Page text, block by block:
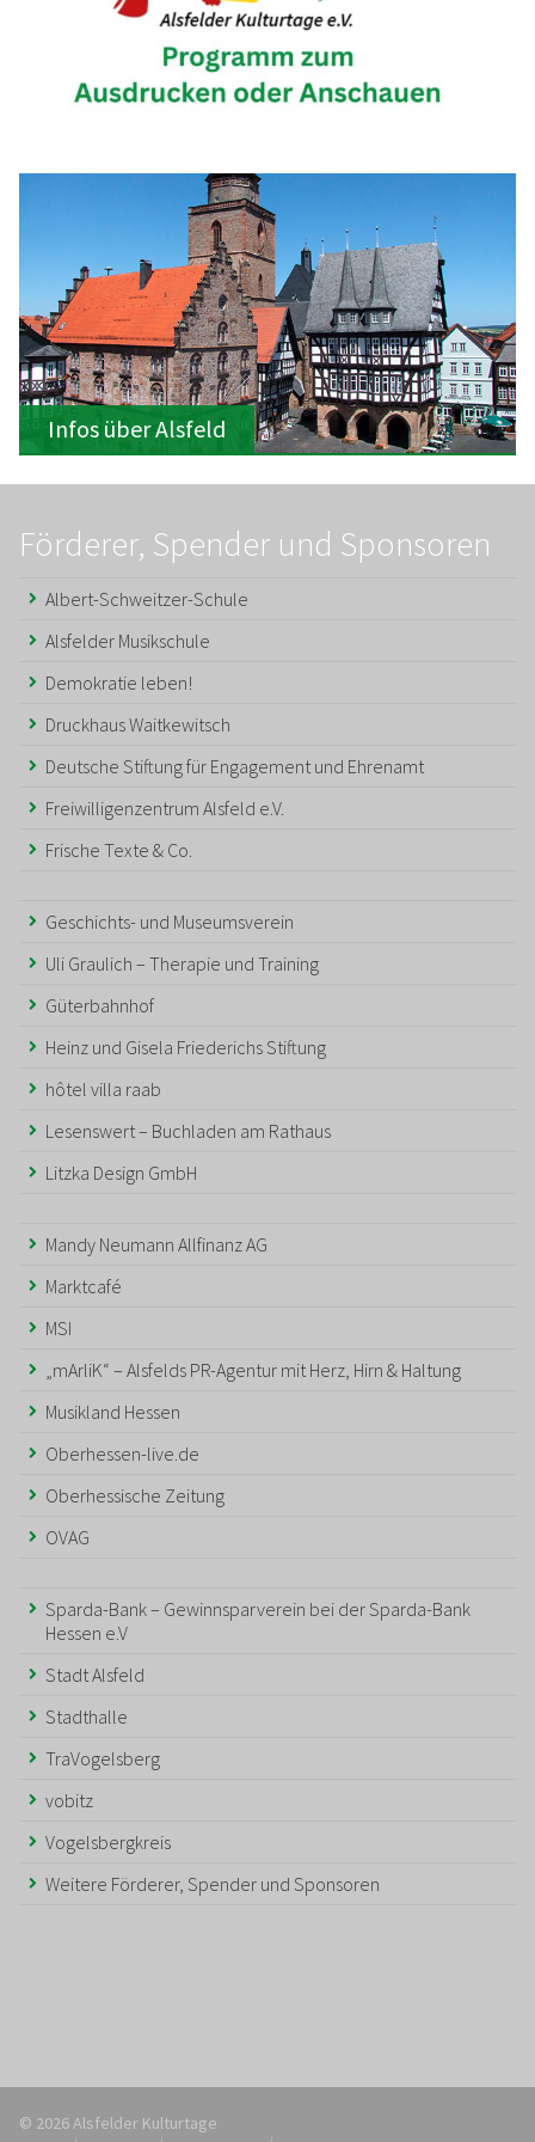
Infos über Alsfeld
Förderer, Spender und Sponsoren
Albert-Schweitzer-Schule
Alsfelder Musikschule
Demokratie leben!
Druckhaus Waitkewitsch
Deutsche Stiftung für Engagement und Ehrenamt
Freiwilligenzentrum Alsfeld e.V.
Frische Texte & Co.
Geschichts- und Museumsverein
Uli Graulich – Therapie und Training
Güterbahnhof
Heinz und Gisela Friederichs Stiftung
hôtel villa raab
Lesenswert – Buchladen am Rathaus
Litzka Design GmbH
Mandy Neumann Allfinanz AG
Marktcafé
MSI
„mArliK“ – Alsfelds PR-Agentur mit Herz, Hirn & Haltung
Musikland Hessen
Oberhessen-live.de
Oberhessische Zeitung
OVAG
Sparda-Bank – Gewinnsparverein bei der Sparda-Bank
Hessen e.V
Stadt Alsfeld
Stadthalle
TraVogelsberg
vobitz
Vogelsbergkreis
Weitere Förderer, Spender und Sponsoren
© 2026 Alsfelder Kulturtage